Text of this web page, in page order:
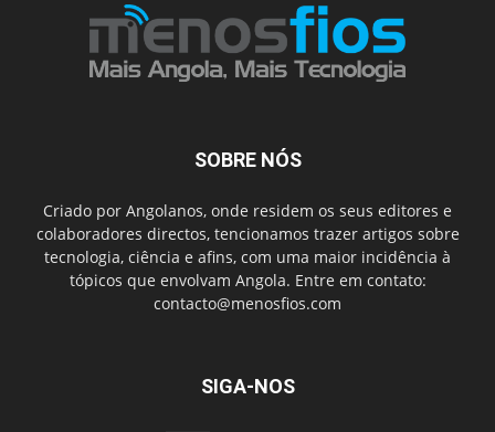
SOBRE NÓS
Criado por Angolanos, onde residem os seus editores e
colaboradores directos, tencionamos trazer artigos sobre
tecnologia, ciência e afins, com uma maior incidência à
tópicos que envolvam Angola. Entre em contato:
contacto@menosfios.com
SIGA-NOS